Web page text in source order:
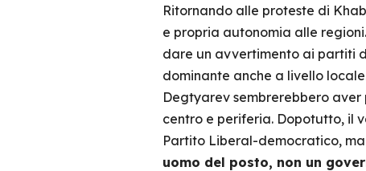
Ritornando alle proteste di
e propria autonomia alle
dare un avvertimento ai partiti
dominante anche a livello
Degtyarev sembrerebbero
centro e periferia. Dopotutto, il
Partito Liberal-democratico,
uomo del posto, non un